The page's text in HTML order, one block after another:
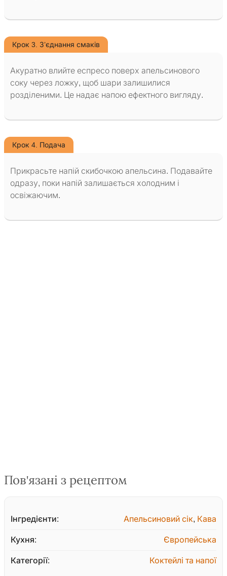
Крок 3. З’єднання смаків
Акуратно влийте еспресо поверх апельсинового
соку через ложку, щоб шари залишилися
розділеними. Це надає напою ефектного вигляду.
Крок 4. Подача
Прикрасьте напій скибочкою апельсина. Подавайте
одразу, поки напій залишається холодним і
освіжаючим.
Пов'язані з рецептом
Інгредієнти: Апельсиновий сік, Кава
Кухня: Європейська
Категорії: Коктейлі та напої